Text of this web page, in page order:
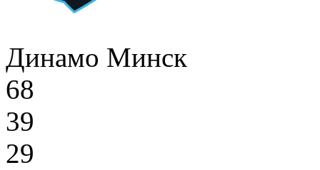
Динамо Минск
68
39
29